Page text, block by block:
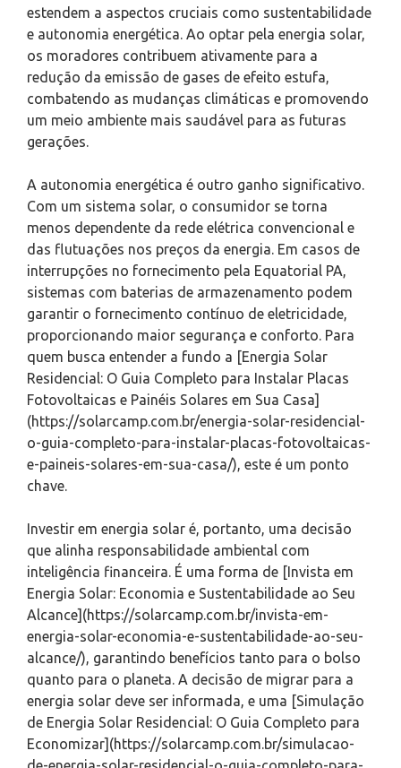
estendem a aspectos cruciais como sustentabilidade
e autonomia energética. Ao optar pela energia solar,
os moradores contribuem ativamente para a
redução da emissão de gases de efeito estufa,
combatendo as mudanças climáticas e promovendo
um meio ambiente mais saudável para as futuras
gerações.
A autonomia energética é outro ganho significativo.
Com um sistema solar, o consumidor se torna
menos dependente da rede elétrica convencional e
das flutuações nos preços da energia. Em casos de
interrupções no fornecimento pela Equatorial PA,
sistemas com baterias de armazenamento podem
garantir o fornecimento contínuo de eletricidade,
proporcionando maior segurança e conforto. Para
quem busca entender a fundo a [Energia Solar
Residencial: O Guia Completo para Instalar Placas
Fotovoltaicas e Painéis Solares em Sua Casa]
(https://solarcamp.com.br/energia-solar-residencial-
o-guia-completo-para-instalar-placas-fotovoltaicas-
e-paineis-solares-em-sua-casa/), este é um ponto
chave.
Investir em energia solar é, portanto, uma decisão
que alinha responsabilidade ambiental com
inteligência financeira. É uma forma de [Invista em
Energia Solar: Economia e Sustentabilidade ao Seu
Alcance](https://solarcamp.com.br/invista-em-
energia-solar-economia-e-sustentabilidade-ao-seu-
alcance/), garantindo benefícios tanto para o bolso
quanto para o planeta. A decisão de migrar para a
energia solar deve ser informada, e uma [Simulação
de Energia Solar Residencial: O Guia Completo para
Economizar](https://solarcamp.com.br/simulacao-